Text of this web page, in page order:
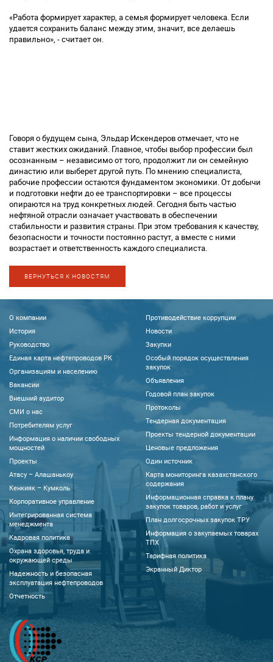
«Работа формирует характер, а семья формирует человека. Если
удается сохранить баланс между этим, значит, все делаешь
правильно», - считает он.
Говоря о будущем сына, Эльдар Искендеров отмечает, что не
ставит жестких ожиданий. Главное, чтобы выбор профессии был
осознанным – независимо от того, продолжит ли он семейную
династию или выберет другой путь. По мнению специалиста,
рабочие профессии остаются фундаментом экономики. От добычи
и подготовки нефти до ее транспортировки – все процессы
опираются на труд конкретных людей. Сегодня быть частью
нефтяной отрасли означает участвовать в обеспечении
стабильности и развития страны. При этом требования к качеству,
безопасности и точности постоянно растут, а вместе с ними
возрастает и ответственность каждого специалиста.
ВЕРНУТЬСЯ К НОВОСТЯМ
О компании
История
Руководство
Единая карта нефтепроводов РК
Организациям и населению
Вакансии
Внешний аудитор
CМИ о нас
Потребителям услуг
Информация о наличии свободных
мощностей
Проекты
Атасу – Алашанькоу
Кенкияк – Кумколь
Корпоративное управление
Интегрированная система
менеджмента
Кадровая политика
Охрана здоровья, труда и
окружающей среды
Надежность и безопасная
эксплуатация нефтепроводов
Отчетность
Противодействие коррупции
Новости
Закупки
Особый порядок осуществления
закупок
Объявления
Годовой план закупок
Протоколы
Тендерная документация
Проекты тендерной документации
Ценовые предложения
Один источник
Карта мониторинга казахстанского
содержания
Информационная справка к плану
закупок товаров, работ и услуг
План долгосрочных закупок ТРУ
Информация о закупаемых товарах
ТПХ
Тарифная политика
Экранный Диктор